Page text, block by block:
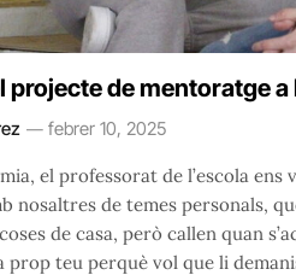
projecte de mentoratge a
febrer 10, 2025
el professorat de l’escola ens
nosaltres de temes personals,
de casa, però callen quan
prop teu perquè vol que li